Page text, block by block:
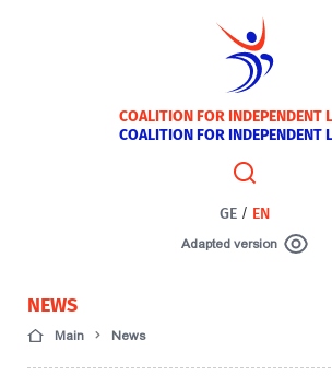
COALITION FOR INDEPENDENT
COALITION FOR INDEPENDENT
GE / EN
Adapted version
NEWS
Main News